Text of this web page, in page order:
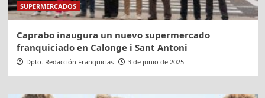
SUPERMERCADOS
Caprabo inaugura un nuevo supermercado
franquiciado en Calonge i Sant Antoni
Dpto. Redacción Franquicias 3 de junio de 2025